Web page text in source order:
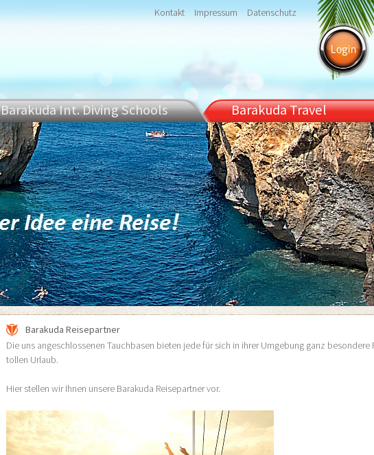
Kontakt Impressum Datenschutz
Barakuda Int. Diving Schools Barakuda Travel
Barakuda Reisepartner
Die uns angeschlossenen Tauchbasen bieten jede für sich in ihrer Umgebung ganz besondere
tollen Urlaub.
Hier stellen wir Ihnen unsere Barakuda Reisepartner vor.